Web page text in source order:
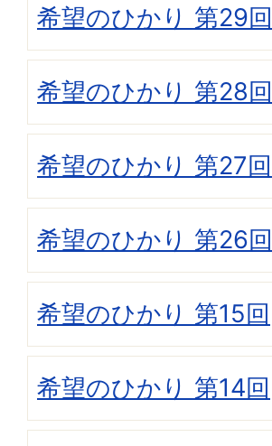
希望のひかり 第29回
希望のひかり 第28回
希望のひかり 第27回
希望のひかり 第26回
希望のひかり 第15回
希望のひかり 第14回